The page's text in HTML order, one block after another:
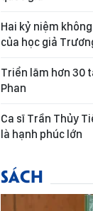
Hai kỷ niệm
của học giả
Triển lãm hơn 30
Phan
Ca sĩ Trần Thủy
là hạnh phúc lớn
SÁCH